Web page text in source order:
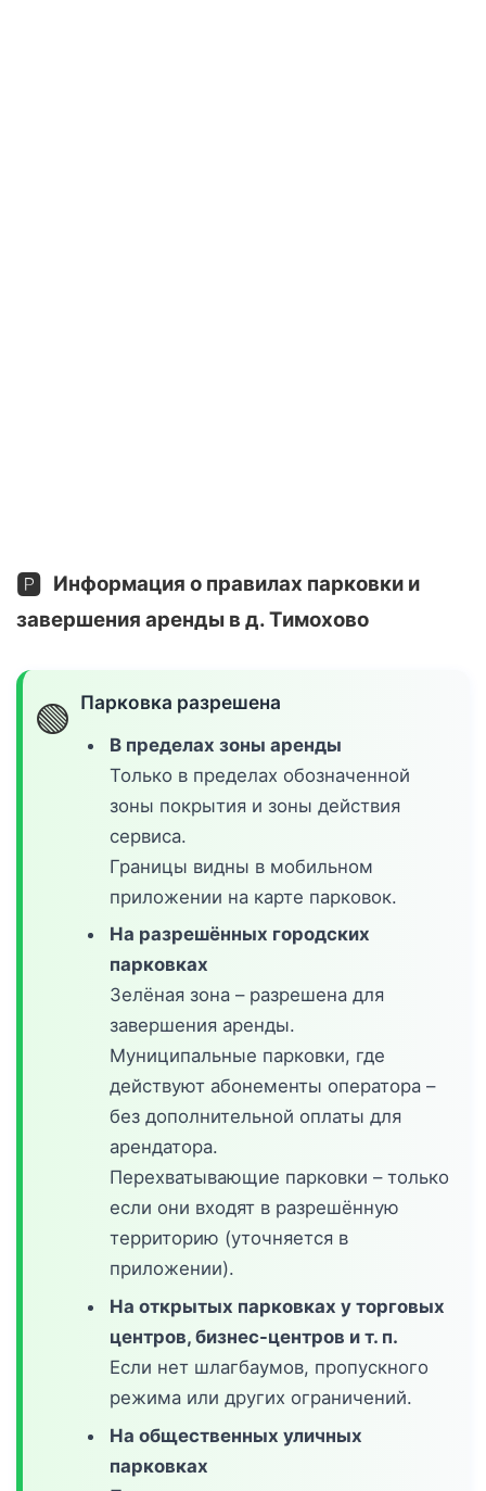
🅿️ Информация о правилах парковки и
завершения аренды в д. Тимохово
🟢 Парковка разрешена
В пределах зоны аренды
Только в пределах обозначенной
зоны покрытия и зоны действия
сервиса.
Границы видны в мобильном
приложении на карте парковок.
На разрешённых городских
парковках
Зелёная зона – разрешена для
завершения аренды.
Муниципальные парковки, где
действуют абонементы оператора –
без дополнительной оплаты для
арендатора.
Перехватывающие парковки – только
если они входят в разрешённую
территорию (уточняется в
приложении).
На открытых парковках у торговых
центров, бизнес-центров и т. п.
Если нет шлагбаумов, пропускного
режима или других ограничений.
На общественных уличных
парковках